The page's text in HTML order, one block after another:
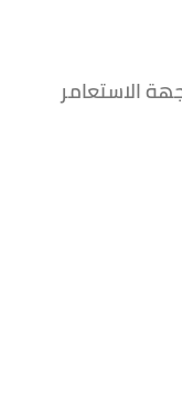
الاستعامر